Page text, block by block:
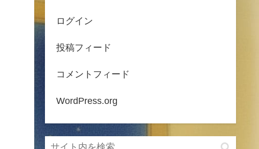
ログイン
投稿フィード
コメントフィード
WordPress.org